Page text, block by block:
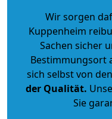
Wir sorgen
Kuppenheim
Sachen sicher
Bestimmungsort
sich selbst von den
der Qualität.
Sie